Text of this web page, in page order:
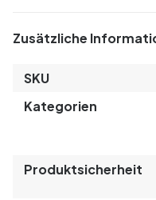
Zusätzliche
SKU
Kategorien
Produktsicherheit